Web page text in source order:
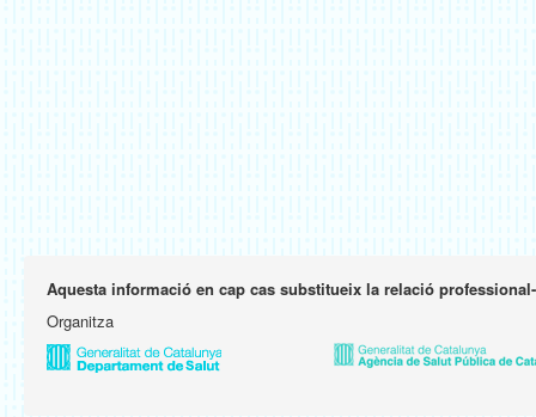
Aquesta informació en cap cas substitueix la relació
Organitza